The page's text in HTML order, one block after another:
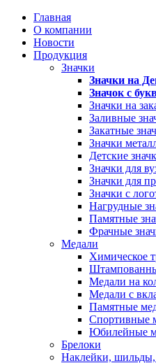
Главная
О компании
Новости
Продукция
Значки
Значки на
Значок с
Значки на
Заливные
Закатные
Значки
Детские
Значки для
Значки для
Значки с
Нагрудные
Памятные
Фрачные
Медали
Химическое
Медали на
Медали с
Памятные
Спортивные
Юбилейные
Брелоки
Наклейки, шильды,